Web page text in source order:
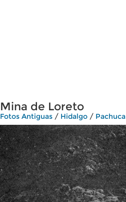
Mina de Loreto
Fotos Antiguas / Hidalgo / Pachuca